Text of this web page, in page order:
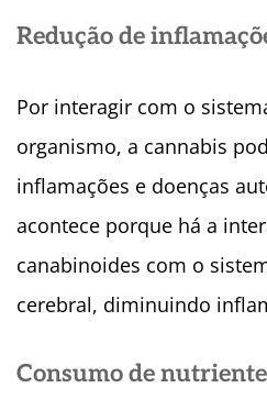
Redução de
Por interagir com o
organismo, a cannabis
inflamações e doenças
acontece porque há a
canabinoides com o
cerebral, diminuindo
Consumo de